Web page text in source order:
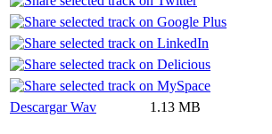
Descargar Wav 1.13 MB